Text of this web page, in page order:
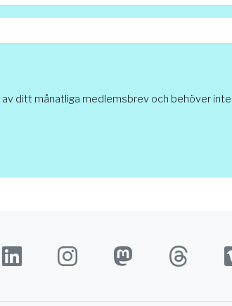
ditt månatliga medlemsbrev och behöver inte